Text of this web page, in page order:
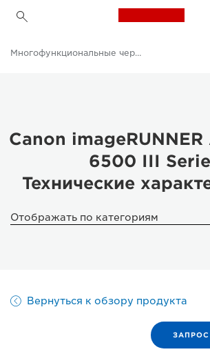
Продукты и решения для бизнеса
Принтеры и факсимильные аппараты для бизнеса
Многофункциональные принтеры - Принтеры «Все в одном»
Многофункциональные черно-белые принтеры
Canon imageRUNNER
6500 III
Технические
Отображать по категориям
Вернуться к обзору продукта